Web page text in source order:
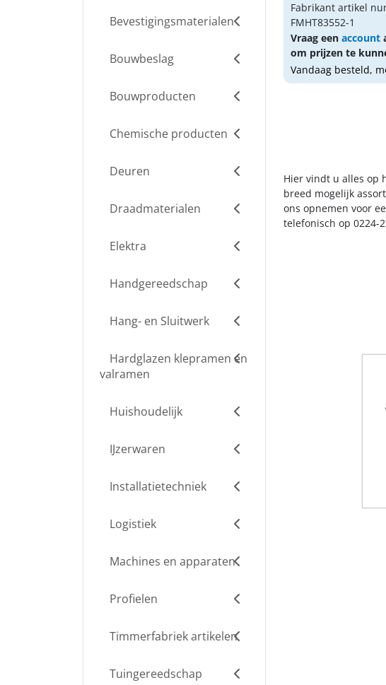
Bevestigingsmaterialen
Bouwbeslag
Bouwproducten
Chemische producten
Deuren
Draadmaterialen
Elektra
Handgereedschap
Hang- en Sluitwerk
Hardglazen klepramen en
valramen
Huishoudelijk
IJzerwaren
Installatietechniek
Logistiek
Machines en apparaten
Profielen
Timmerfabriek artikelen
Tuingereedschap
Fabrikant artikel
FMHT83552-1
Vraag een account
om prijzen te
Vandaag besteld,
Hier vindt u alles op
breed mogelijk
ons opnemen voor
telefonisch op 0224-